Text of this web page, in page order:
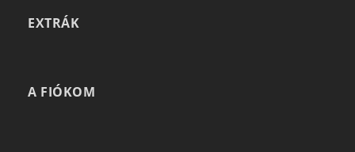
EXTRÁK
A FIÓKOM